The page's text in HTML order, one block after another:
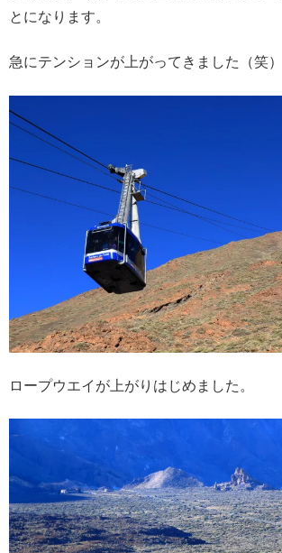
とになります。
急にテンションが上がってきました（笑）
ロープウエイが上がりはじめました。